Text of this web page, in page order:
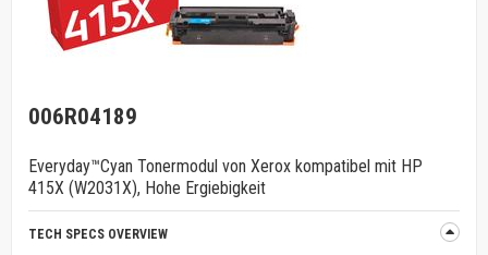
006R04189
Everyday™Cyan Tonermodul von Xerox kompatibel mit HP
415X (W2031X), Hohe Ergiebigkeit
TECH SPECS OVERVIEW